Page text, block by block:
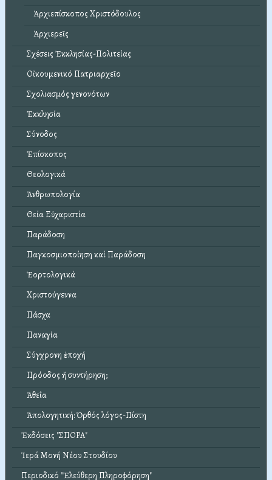
Ἀρχιεπίσκοπος Χριστόδουλος
Ἀρχιερεῖς
Σχέσεις Ἐκκλησίας-Πολιτείας
Οἰκουμενικό Πατριαρχεῖο
Σχολιασμός γενονότων
Ἐκκλησία
Σύνοδος
Ἐπίσκοπος
Θεολογικά
Ἀνθρωπολογία
Θεία Εὐχαριστία
Παράδοση
Παγκοσμιοποίηση καί Παράδοση
Ἑορτολογικά
Χριστούγεννα
Πάσχα
Παναγία
Σύγχρονη ἐποχή
Πρόοδος ἤ συντήρηση;
Ἀθεΐα
Ἀπολογητική: Ὀρθός λόγος-Πίστη
Ἐκδόσεις "ΣΠΟΡΑ"
Ἱερά Μονή Νέου Στουδίου
Περιοδικό "Ἐλεύθερη Πληροφόρηση"